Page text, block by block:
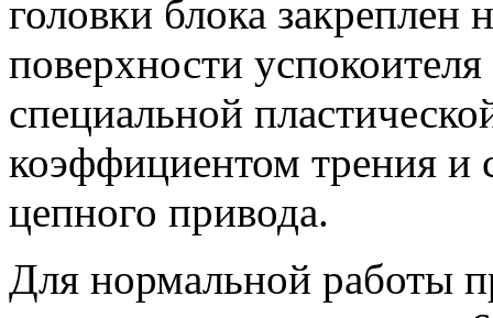
головки блока
поверхности
специальной
коэффициентом трения
цепного привода.
Для нормальной работы